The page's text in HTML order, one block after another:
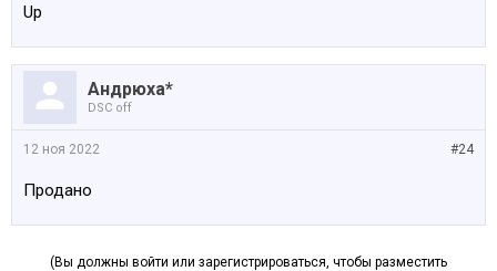
Up
Андрюха*
DSC off
#24
12 ноя 2022
Продано
(Вы должны войти или зарегистрироваться, чтобы разместить